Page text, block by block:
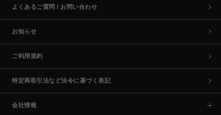
よくあるご質問 / お問い合わせ
お知らせ
ご利用規約
特定商取引法など法令に基づく表記
会社情報